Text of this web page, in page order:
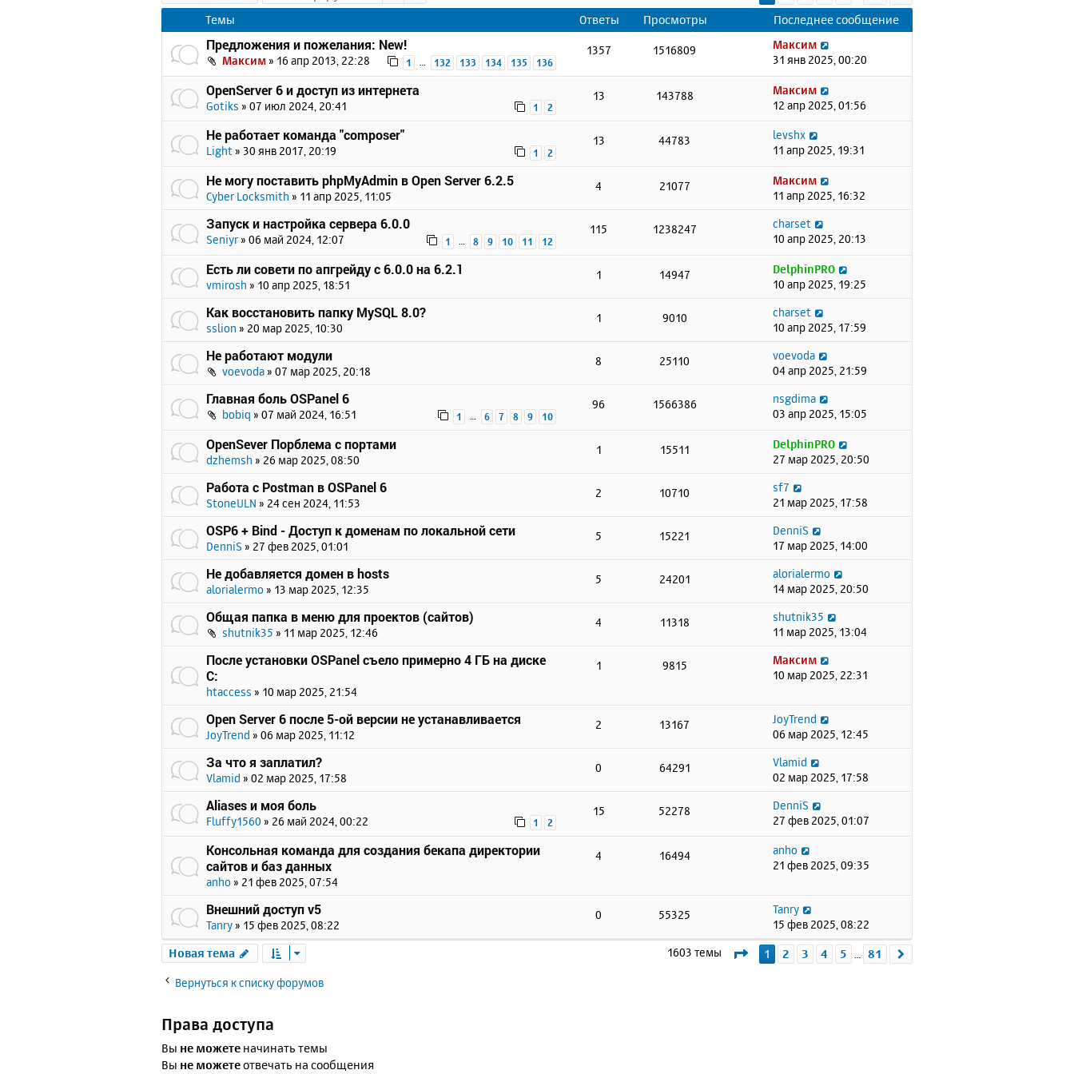
Темы
Ответы Просмотры Последнее сообщение
Предложения и пожелания: New!
Максим» 16 апр 2013, 22:28 1 132 133 134 135 136
1357 1516809
Максим
31 янв 2025, 00:20
OpenServer 6 и доступ из интернета
Gotiks » 07 июл 2024, 20:41 1 2
13 143788
Максим
12 апр 2025, 01:56
Не работает команда "composer"
Light » 30 янв 2017, 20:19 1 2
13 44783
levshx
11 апр 2025, 19:31
Не могу поставить phpMyAdmin в Open Server 6.2.5
Cyber Locksmith » 11 апр 2025, 11:05
4 21077
Максим
11 апр 2025, 16:32
Запуск и настройка сервера 6.0.0
Seniyr » 06 май 2024, 12:07 1 8 9 10 11 12
115 1238247
charset
10 апр 2025, 20:13
Есть ли совети по апгрейду с 6.0.0 на 6.2.1
vmirosh » 10 апр 2025, 18:51
1 14947
DelphinPRO
10 апр 2025, 19:25
Как восстановить папку MySQL 8.0?
sslion » 20 мар 2025, 10:30
1 9010
charset
10 апр 2025, 17:59
Не работают модули
voevoda» 07 мар 2025, 20:18
8 25110
voevoda
04 апр 2025, 21:59
Главная боль OSPanel 6
bobiq » 07 май 2024, 16:51 1 6 7 8 9 10
96 1566386
nsgdima
03 апр 2025, 15:05
OpenSever Порблема с портами
dzhemsh » 26 мар 2025, 08:50
1 15511
DelphinPRO
27 мар 2025, 20:50
Работа с Postman в OSPanel 6
StoneULN » 24 сен 2024, 11:53
2 10710
sf7
21 мар 2025, 17:58
OSP6 + Bind - Доступ к доменам по локальной сети
DenniS » 27 фев 2025, 01:01
5 15221
DenniS
17 мар 2025, 14:00
Не добавляется домен в hosts
alorialermo » 13 мар 2025, 12:35
5 24201
alorialermo
14 мар 2025, 20:50
Общая папка в меню для проектов (сайтов)
shutnik35 » 11 мар 2025, 12:46
4 11318
shutnik35
11 мар 2025, 13:04
После установки OSPanel съело примерно 4 ГБ на диске
C:
htaccess » 10 мар 2025, 21:54
1 9815
Максим
10 мар 2025, 22:31
Open Server 6 после 5-ой версии не устанавливается
JoyTrend » 06 мар 2025, 11:12
2 13167
JoyTrend
06 мар 2025, 12:45
За что я заплатил?
Vlamid » 02 мар 2025, 17:58
0 64291
Vlamid
02 мар 2025, 17:58
Aliases и моя боль
Fluffy1560 » 26 май 2024, 00:22 1 2
15 52278
DenniS
27 фев 2025, 01:07
Консольная команда для создания бекапа директории
сайтов и баз данных
anho » 21 фев 2025, 07:54
4 16494
anho
21 фев 2025, 09:35
Внешний доступ v5
Tanry » 15 фев 2025, 08:22
0 55325
Tanry
15 фев 2025, 08:22
Новая тема 1603 темы Страница1 из 81
1 2 3 4 5 81
Вернуться к списку форумов
Права доступа
Вы не можете начинать темы
Вы не можетеотвечать на сообщения